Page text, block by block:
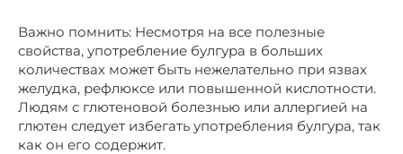
Важно помнить: Несмотря на все полезные
свойства, употребление булгура в больших
количествах может быть нежелательно при язвах
желудка, рефлюксе или повышенной кислотности.
Людям с глютеновой болезнью или аллергией на
глютен следует избегать употребления булгура, так
как он его содержит.